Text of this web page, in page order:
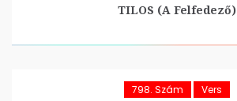
TILOS (A Felfedező)
798. Szám Vers